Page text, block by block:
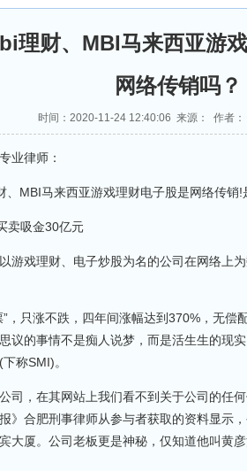
理财、MBI马来西亚游
网络传销吗？
时间：2020-11-24 12:40:06 来源： 作者
律师：
MBI马来西亚游戏理财电子股是网络传销!
吸金30亿元
戏理财、电子炒股为名的公司在网络上为
只涨不跌，四年间涨幅达到370%，无偿
议的事情不是痴人说梦，而是活生生的现
称SMI)。
，在其网站上我们看不到关于公司的任何
》合肥刑事律师从参与者获取的资料显示
大厦。公司老板更是神秘，仅知道他叫黄